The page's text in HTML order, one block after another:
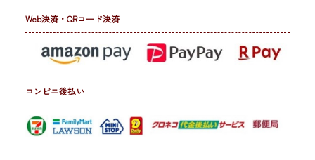
Web決済・QRコード決済
コンビニ後払い